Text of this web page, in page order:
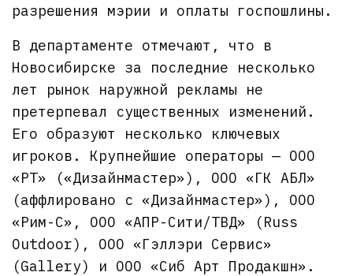
разрешения мэрии и оплаты госпошлины.
В департаменте отмечают, что в
Новосибирске за последние несколько
лет рынок наружной рекламы не
претерпевал существенных изменений.
Его образуют несколько ключевых
игроков. Крупнейшие операторы — ООО
«РТ» («Дизайнмастер»), ООО «ГК АБЛ»
(аффлировано с «Дизайнмастер»), ООО
«Рим-С», ООО «АПР-Сити/ТВД» (Russ
Outdoor), ООО «Гэллэри Сервис»
(Gallery) и ООО «Сиб Арт Продакшн».